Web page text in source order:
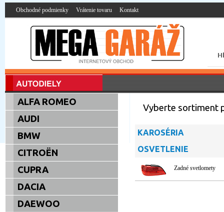
Obchodné podmienky Vrátenie tovaru Kontakt
Vyberte sortiment
KAROSÉRIA
OSVETLENIE
Zadné svetlomety
ALFA ROMEO
AUDI
BMW
CITROËN
CUPRA
DACIA
DAEWOO